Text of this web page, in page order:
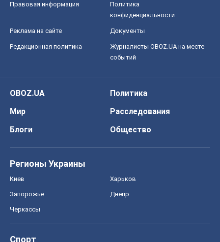
Правовая информация
Политика
конфиденциальности
Реклама на сайте Документы
Редакционная политика
Журналисты OBOZ.UA на месте
событий
OBOZ.UA
Политика
Мир
Расследования
Блоги
Общество
Регионы Украины
Киев Харьков
Запорожье Днепр
Черкассы
Спорт